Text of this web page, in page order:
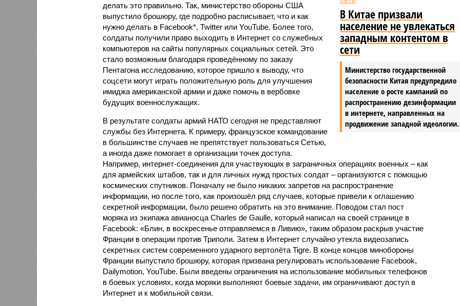
В Китае призвали
население не увлекаться
западным контентом в
сети
Министерство государственной
безопасности Китая предупредило
население о росте кампаний по
распространению дезинформации
в интернете, направленных на
продвижение западной идеологии.
делать это правильно. Так, министерство обороны США
выпустило брошюру, где подробно расписывает, что и как
нужно делать в Facebook*, Twitter или YouTube. Более того,
солдаты получили право выходить в Интернет со служебных
компьютеров на сайты популярных социальных сетей. Это
стало возможным благодаря проведённому по заказу
Пентагона исследованию, которое пришло к выводу, что
соцсети могут играть положительную роль для улучшения
имиджа американской армии и даже помочь в вербовке
будущих военнослужащих.
В результате солдаты армий НАТО сегодня не представляют
службы без Интернета. К примеру, французское командование
в большинстве случаев не препятствует пользоваться Сетью,
а иногда даже помогает в организации точек доступа.
Например, интернет-соединения для участвующих в заграничных операциях военных – как
для армейских штабов, так и для личных нужд простых солдат – организуются с помощью
космических спутников. Поначалу не было никаких запретов на распространение
информации, но после того, как произошёл ряд случаев, которые привели к оглашению
секретной информации, было решено обратить на это внимание. Поводом стал пост
моряка из экипажа авианосца Charles de Gaulle, который написал на своей странице в
Facebook: «Блин, в воскресенье отправляемся в Ливию», таким образом раскрыв участие
Франции в операции против Триполи. Затем в Интернет случайно утекла видеозапись
секретных систем современного ударного вертолёта Tigre. В конце концов минобороны
Франции выпустило брошюру, которая призвана регулировать использование Facebook,
Dailymotion, YouTube. Были введены ограничения на использование мобильных телефонов
в боевых условиях, когда моряки выполняют боевые задачи, им ограничивают доступ в
Интернет и к мобильной связи.